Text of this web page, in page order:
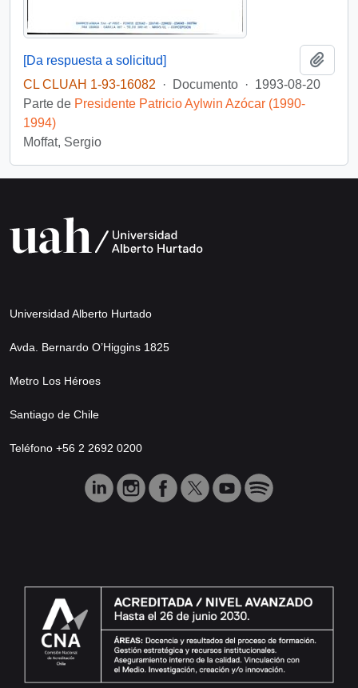
[Da respuesta a solicitud]
CL CLUAH 1-93-16082
· Documento · 1993-08-20
Parte de Presidente Patricio Aylwin Azócar (1990-
1994)
Moffat, Sergio
Universidad Alberto Hurtado
Avda. Bernardo O’Higgins 1825
Metro Los Héroes
Santiago de Chile
Teléfono +56 2 2692 0200